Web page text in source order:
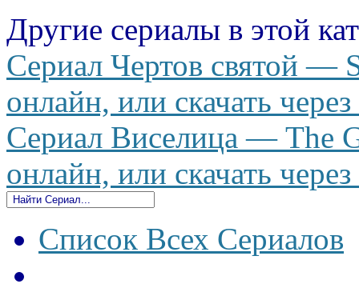
Другие сериалы в этой
Сериал Чертов святой —
онлайн, или скачать
Сериал Виселица — The
онлайн, или скачать
Список Всех Сериалов